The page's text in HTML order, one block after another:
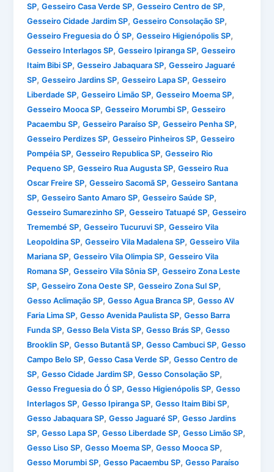
SP,Gesseiro Casa Verde SP,Gesseiro Centro de SP,
Gesseiro Cidade Jardim SP,Gesseiro Consolação SP,
Gesseiro Freguesia do Ó SP,Gesseiro Higienópolis SP,
Gesseiro Interlagos SP,Gesseiro Ipiranga SP,Gesseiro
Itaim Bibi SP,Gesseiro Jabaquara SP,Gesseiro Jaguaré
SP,Gesseiro Jardins SP,Gesseiro Lapa SP,Gesseiro
Liberdade SP,Gesseiro Limão SP,Gesseiro Moema SP,
Gesseiro Mooca SP,Gesseiro Morumbi SP,Gesseiro
Pacaembu SP,Gesseiro Paraíso SP,Gesseiro Penha SP,
Gesseiro Perdizes SP,Gesseiro Pinheiros SP,Gesseiro
Pompéia SP,Gesseiro Republica SP,Gesseiro Rio
Pequeno SP,Gesseiro Rua Augusta SP,Gesseiro Rua
Oscar Freire SP,Gesseiro Sacomã SP,Gesseiro Santana
SP,Gesseiro Santo Amaro SP,Gesseiro Saúde SP,
Gesseiro Sumarezinho SP,Gesseiro Tatuapé SP,Gesseiro
Tremembé SP,Gesseiro Tucuruvi SP,Gesseiro Vila
Leopoldina SP,Gesseiro Vila Madalena SP,Gesseiro Vila
Mariana SP,Gesseiro Vila Olimpia SP,Gesseiro Vila
Romana SP,Gesseiro Vila Sônia SP,Gesseiro Zona Leste
SP,Gesseiro Zona Oeste SP,Gesseiro Zona Sul SP,
Gesso Aclimação SP,Gesso Agua Branca SP,Gesso AV
Faria Lima SP,Gesso Avenida Paulista SP,Gesso Barra
Funda SP,Gesso Bela Vista SP,Gesso Brás SP,Gesso
Brooklin SP,Gesso Butantã SP,Gesso Cambuci SP,Gesso
Campo Belo SP,Gesso Casa Verde SP,Gesso Centro de
SP,Gesso Cidade Jardim SP,Gesso Consolação SP,
Gesso Freguesia do Ó SP,Gesso Higienópolis SP,Gesso
Interlagos SP,Gesso Ipiranga SP,Gesso Itaim Bibi SP,
Gesso Jabaquara SP,Gesso Jaguaré SP,Gesso Jardins
SP,Gesso Lapa SP,Gesso Liberdade SP,Gesso Limão SP,
Gesso Liso SP,Gesso Moema SP,Gesso Mooca SP,
Gesso Morumbi SP,Gesso Pacaembu SP,Gesso Paraíso